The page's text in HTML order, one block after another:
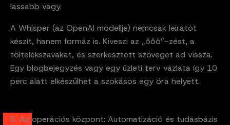
lassabb vagy.
A Whisper (az OpenAI modellje) nemcsak leiratot
készít, hanem formáz is. Kiveszi az „őőő”-zést, a
töltelékszavakat, és szerkesztett szöveget ad vissza.
Egy blogbejegyzés vagy egy üzleti terv vázlata így 10
perc alatt elkészülhet a szokásos egy óra helyett.
5. Az operációs központ: Automatizáció és tudásbázis